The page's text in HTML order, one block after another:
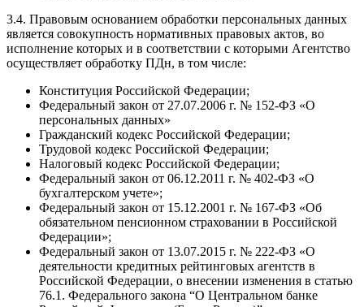
3.4. Правовым основанием обработки персональных данных
является совокупность нормативных правовых актов, во
исполнение которых и в соответствии с которыми Агентство
осуществляет обработку ПДн, в том числе:
Конституция Российской Федерации;
Федеральный закон от 27.07.2006 г. № 152-ФЗ «О
персональных данных»
Гражданский кодекс Российской Федерации;
Трудовой кодекс Российской Федерации;
Налоговый кодекс Российской Федерации;
Федеральный закон от 06.12.2011 г. № 402-ФЗ «О
бухгалтерском учете»;
Федеральный закон от 15.12.2001 г. № 167-ФЗ «Об
обязательном пенсионном страховании в Российской
Федерации»;
Федеральный закон от 13.07.2015 г. № 222-ФЗ «О
деятельности кредитных рейтинговых агентств в
Российской Федерации, о внесении изменения в статью
76.1. Федерального закона “О Центральном банке